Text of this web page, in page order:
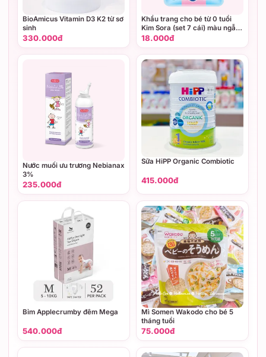
BioAmicus Vitamin D3 K2 từ sơ
sinh
330.000đ
Khẩu trang cho bé từ 0 tuổi
Kim Sora (set 7 cái) màu ngẫu
nhiên
18.000đ
Nước muối ưu trương Nebianax
3%
235.000đ
Sữa HiPP Organic Combiotic
415.000đ
Bỉm Applecrumby đêm Mega
540.000đ
Mì Somen Wakodo cho bé 5
tháng tuổi
75.000đ